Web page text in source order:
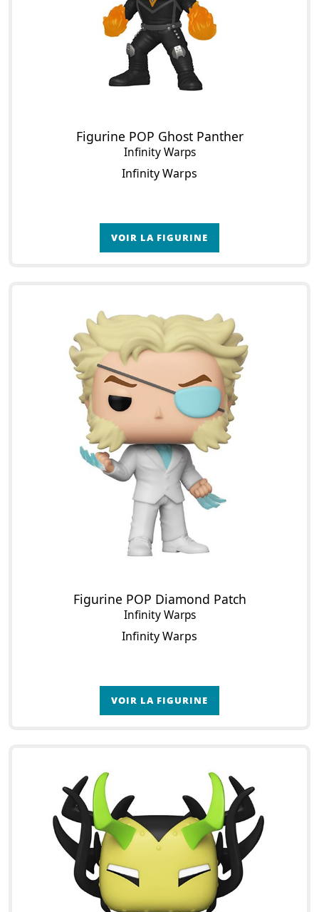
Figurine POP Ghost Panther
Infinity Warps
Infinity Warps
VOIR LA FIGURINE
Figurine POP Diamond Patch
Infinity Warps
Infinity Warps
VOIR LA FIGURINE